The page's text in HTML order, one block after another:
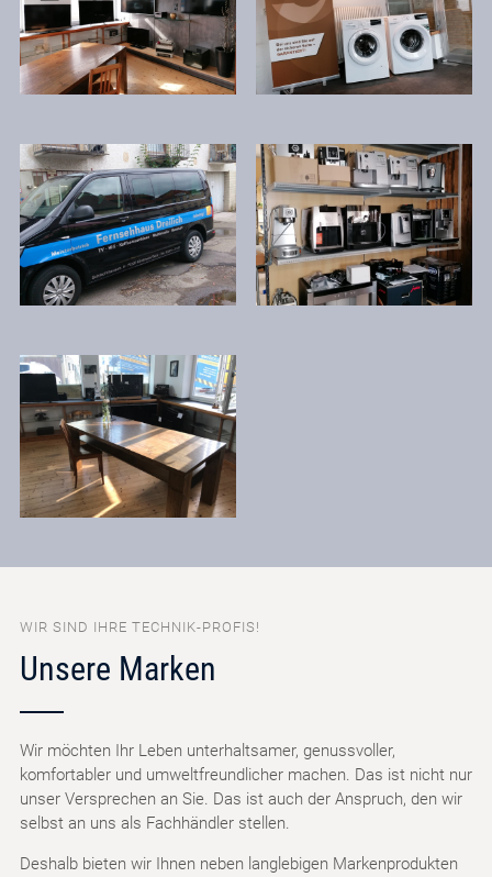
WIR SIND IHRE TECHNIK-PROFIS!
Unsere Marken
Wir möchten Ihr Leben unterhaltsamer, genussvoller,
komfortabler und umweltfreundlicher machen. Das ist nicht nur
unser Versprechen an Sie. Das ist auch der Anspruch, den wir
selbst an uns als Fachhändler stellen.
Deshalb bieten wir Ihnen neben langlebigen Markenprodukten